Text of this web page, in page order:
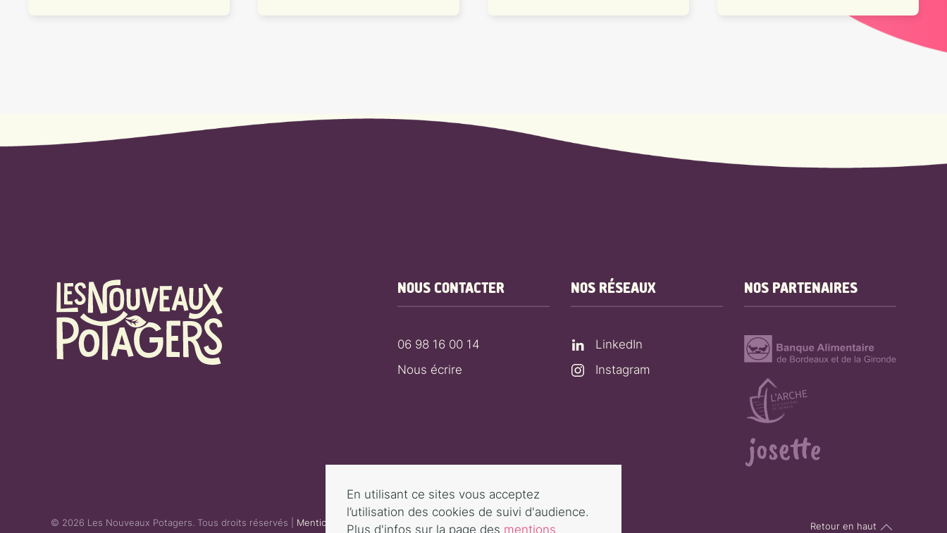
NOUS CONTACTER
06 98 16 00 14
Nous écrire
NOS RÉSEAUX
LinkedIn
Instagram
NOS PARTENAIRES
© 2026 Les Nouveaux Potagers. Tous droits réservés | Mentions légales Retour en haut
En utilisant ce sites vous acceptez
l’utilisation des cookies de suivi d'audience.
Plus d'infos sur la page des mentions